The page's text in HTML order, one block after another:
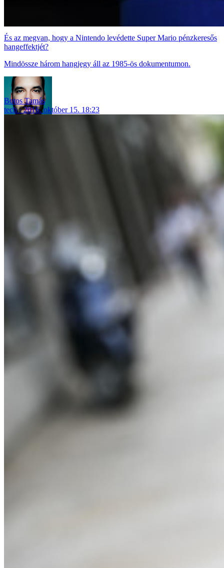
És az megvan, hogy a Nintendo levédette Super Mario pénzkeresős
hangeffektjét?
Mindössze három hangjegy áll az 1985-ös dokumentumon.
Botos Tamás
tech
2016. október 15. 18:23